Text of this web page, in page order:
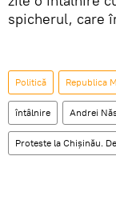
spicherul, care
Politică Republica
întâlnire Andrei
Proteste la Chişinău.